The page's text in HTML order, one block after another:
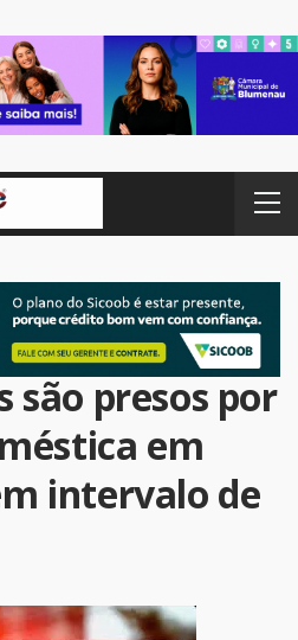
são presos por
em
intervalo de